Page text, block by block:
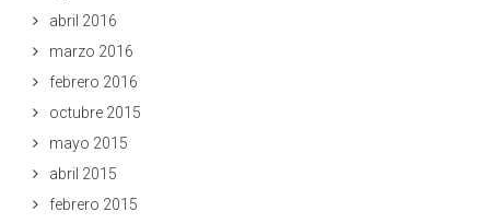
abril 2016
marzo 2016
febrero 2016
octubre 2015
mayo 2015
abril 2015
febrero 2015